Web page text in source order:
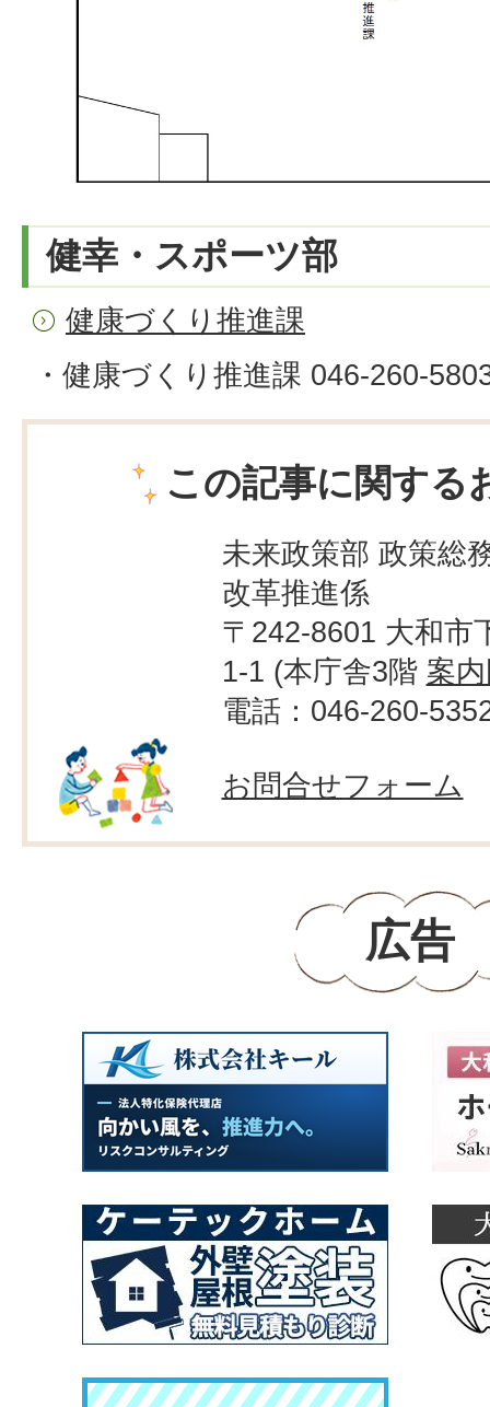
健幸・スポーツ部
健康づくり推進課
・健康づくり推進課 046-260-
この記事に関する
未来政策部 政策総
改革推進係
〒242-8601 大和市
1-1 (本庁舎3階 案
電話：046-260-
お問合せフォーム
広告